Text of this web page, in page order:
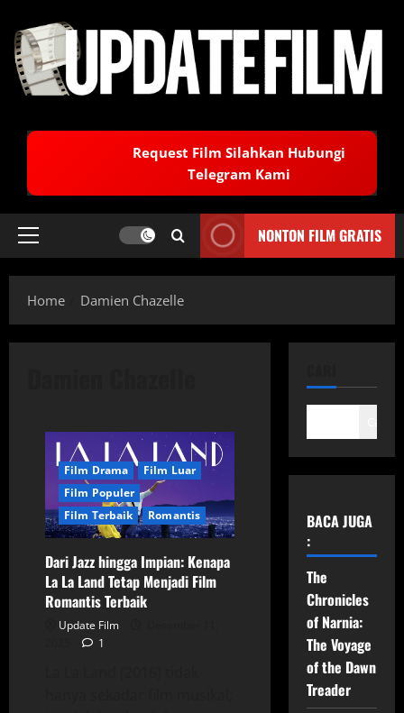
content
Request Film Silahkan Hubungi
Telegram Kami
Primary
NONTON FILM GRATIS
Home Damien Chazelle
Film Drama
Film Luar
Film Populer
Film Terbaik
Romantis
Dari Jazz hingga Impian: Kenapa
La La Land Tetap Menjadi Film
Romantis Terbaik
Update Film
1
BACA JUGA
:
The
Chronicles
of Narnia:
The Voyage
of the Dawn
Treader